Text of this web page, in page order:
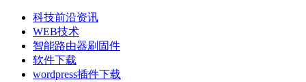
科技前沿资讯
WEB技术
智能路由器刷固件
软件下载
wordpress插件下载